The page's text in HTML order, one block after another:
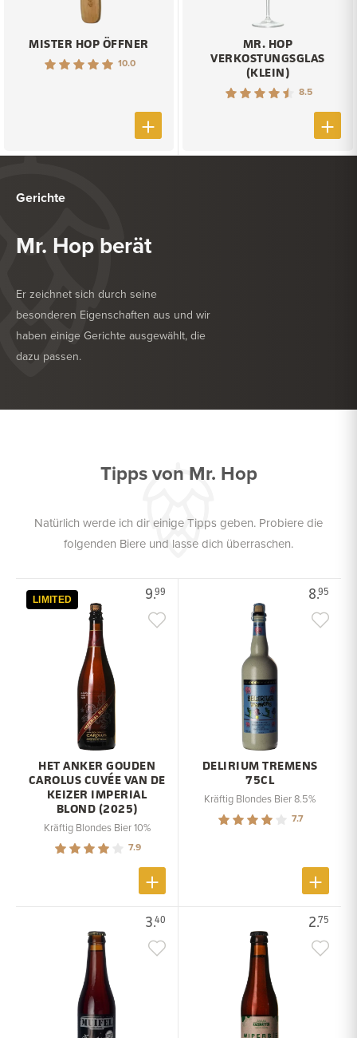
MISTER HOP ÖFFNER
10.0
MR. HOP
VERKOSTUNGSGLAS
(KLEIN)
8.5
Gerichte
Mr. Hop berät
Er zeichnet sich durch seine
besonderen Eigenschaften aus und wir
haben einige Gerichte ausgewählt, die
dazu passen.
KÖSTLICH ZU
Tipps von Mr. Hop
Natürlich werde ich dir einige Tipps geben. Probiere die
folgenden Biere und lasse dich überraschen.
9.99
LIMITED
HET ANKER GOUDEN
CAROLUS CUVÉE VAN DE
KEIZER IMPERIAL
BLOND (2025)
Kräftig Blondes Bier 10%
7.9
8.95
DELIRIUM TREMENS
75CL
Kräftig Blondes Bier 8.5%
7.7
3.40 2.75